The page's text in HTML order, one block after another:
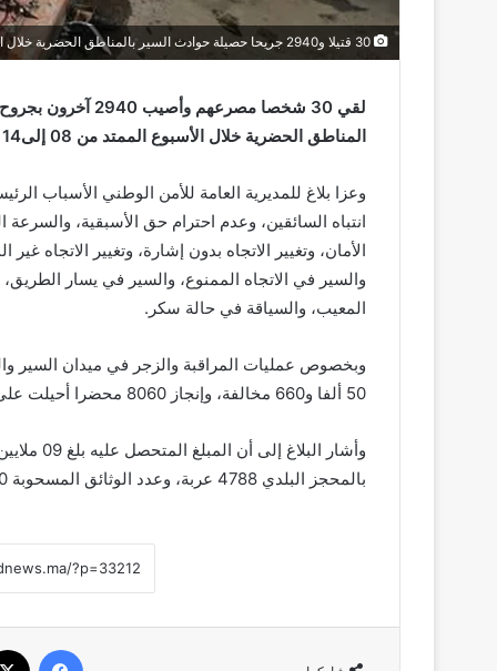
المناطق الحضرية خلال الأسبوع الممتد من 08 إلى14 يونيو الجاري.
وعزا بلاغ للمديرية العامة للأمن الوطني الأسباب
انتباه السائقين، وعدم احترام حق الأسبقية،
الأمان، وتغيير الاتجاه بدون إشارة، وتغيير
والسير في الاتجاه الممنوع، والسير في يسار
المعيب، والسياقة في حالة سكر.
وبخصوص عمليات المراقبة والزجر في ميدان السير
50 ألفا و660 مخالفة، وإنجاز 8060 محضرا أحيلت على النيابة العامة، واستخلاص 42 ألفا و600 غرامة صلحية.
بالمحجز البلدي 4788 عربة، وعدد الوثائق المسحوبة 8060 وثيقة، وعدد المركبات التي خضعت للتوقيف 573 مركبة.